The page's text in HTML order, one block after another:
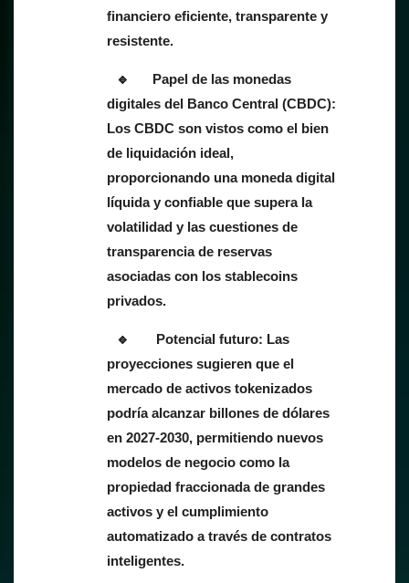
financiero eficiente, transparente y
resistente.
Papel de las monedas
digitales del Banco Central (CBDC):
Los CBDC son vistos como el bien
de liquidación ideal,
proporcionando una moneda digital
líquida y confiable que supera la
volatilidad y las cuestiones de
transparencia de reservas
asociadas con los stablecoins
privados.
Potencial futuro: Las
proyecciones sugieren que el
mercado de activos tokenizados
podría alcanzar billones de dólares
en 2027-2030, permitiendo nuevos
modelos de negocio como la
propiedad fraccionada de grandes
activos y el cumplimiento
automatizado a través de contratos
inteligentes.